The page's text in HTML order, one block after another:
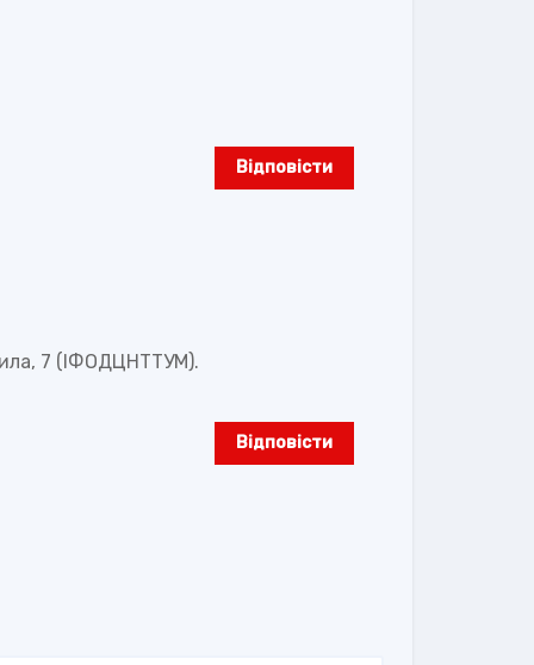
Відповіcти
7 (ІФОДЦНТТУМ).
Відповіcти